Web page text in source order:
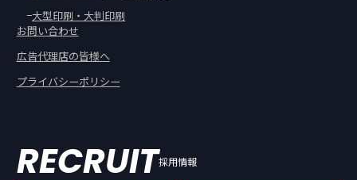
大型印刷・大判印刷
お問い合わせ
広告代理店の皆様へ
プライバシーポリシー
RECRUIT採用情報